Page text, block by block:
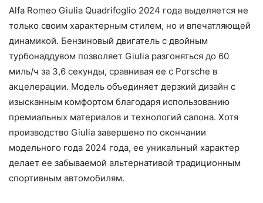
Alfa Romeo Giulia Quadrifoglio 2024 года выделяется не
только своим характерным стилем, но и впечатляющей
динамикой. Бензиновый двигатель с двойным
турбонаддувом позволяет Giulia разгоняться до 60
миль/ч за 3,6 секунды, сравнивая ее с Porsche в
акцелерации. Модель объединяет дерзкий дизайн с
изысканным комфортом благодаря использованию
премиальных материалов и технологий салона. Хотя
производство Giulia завершено по окончании
модельного года 2024 года, ее уникальный характер
делает ее забываемой альтернативой традиционным
спортивным автомобилям.